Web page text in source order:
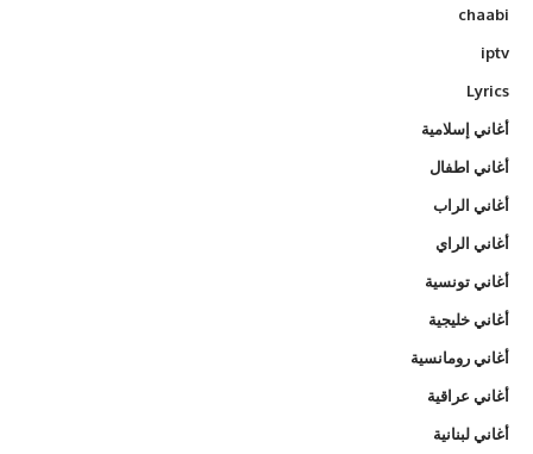
chaabi
iptv
Lyrics
أغاني إسلامية
أغاني اطفال
أغاني الراب
أغاني الراي
أغاني تونسية
أغاني خليجية
أغاني رومانسية
أغاني عراقية
أغاني لبنانية